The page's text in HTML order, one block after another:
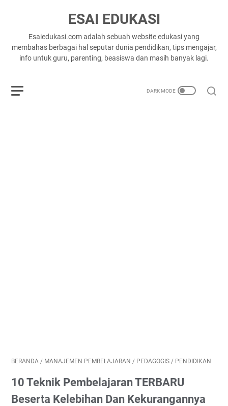
ESAI EDUKASI
Esaiedukasi.com adalah sebuah website edukasi yang
membahas berbagai hal seputar dunia pendidikan, tips mengajar,
info untuk guru, parenting, beasiswa dan masih banyak lagi.
BERANDA / MANAJEMEN PEMBELAJARAN / PEDAGOGIS / PENDIDIKAN
10 Teknik Pembelajaran TERBARU
Beserta Kelebihan Dan Kekurangannya